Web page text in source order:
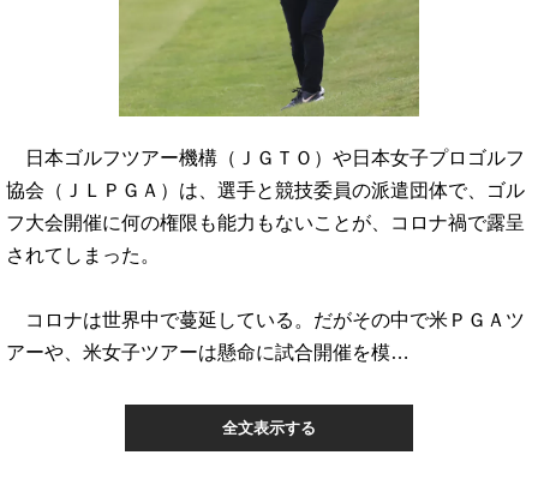
日本ゴルフツアー機構（ＪＧＴＯ）や日本女子プロゴルフ
協会（ＪＬＰＧＡ）は、選手と競技委員の派遣団体で、ゴル
フ大会開催に何の権限も能力もないことが、コロナ禍で露呈
されてしまった。
コロナは世界中で蔓延している。だがその中で米ＰＧＡツ
アーや、米女子ツアーは懸命に試合開催を模…
全文表示する